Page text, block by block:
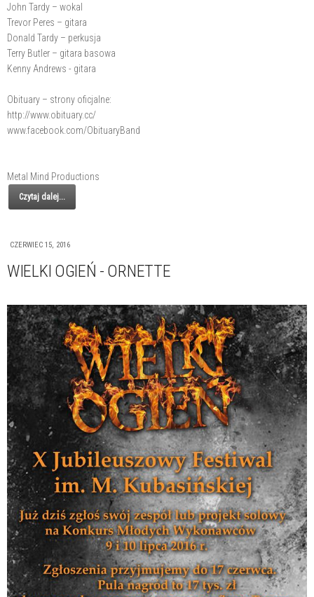
John Tardy – wokal
Trevor Peres – gitara
Donald Tardy – perkusja
Terry Butler – gitara basowa
Kenny Andrews - gitara
Obituary – strony oficjalne:
http://www.obituary.cc/
www.facebook.com/ObituaryBand
Metal Mind Productions
Czytaj dalej...
CZERWIEC 15, 2016
WIELKI OGIEŃ - ORNETTE